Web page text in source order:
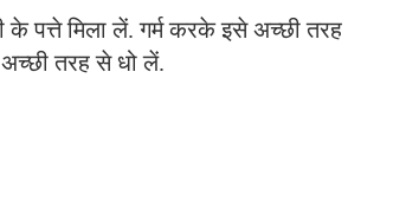
पत्ते मिला लें. गर्म करके इसे अच्छी तरह
तरह से धो लें.